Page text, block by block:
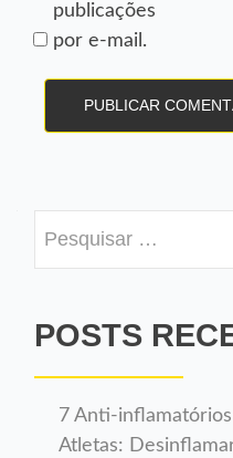
publicações
por e-mail.
POSTS
7 Anti-
Atletas: